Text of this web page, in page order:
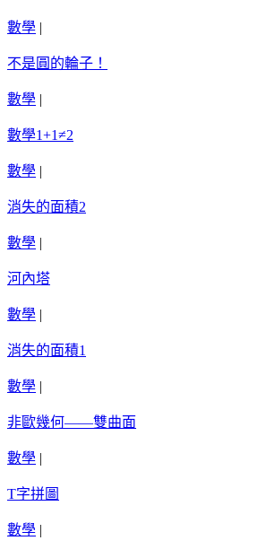
數學 |
不是圓的輪子！
數學 |
數學1+1≠2
數學 |
消失的面積2
數學 |
河內塔
數學 |
消失的面積1
數學 |
非歐幾何——雙曲面
數學 |
T字拼圖
數學 |